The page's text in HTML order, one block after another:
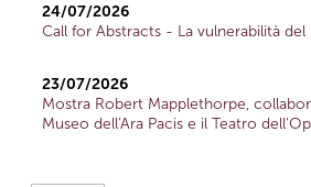
24/07/2026
Call for Abstracts - La vulnerabilità
23/07/2026
Mostra Robert Mapplethorpe,
Museo dell'Ara Pacis e il Teatro